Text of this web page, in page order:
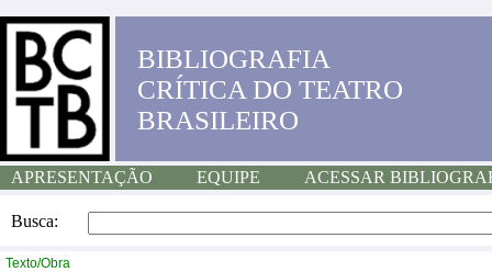
BIBLIOGRAFIA
CRÍTICA DO TEATRO
BRASILEIRO
APRESENTAÇÃO EQUIPE ACESSAR
Busca:
Texto/Obra